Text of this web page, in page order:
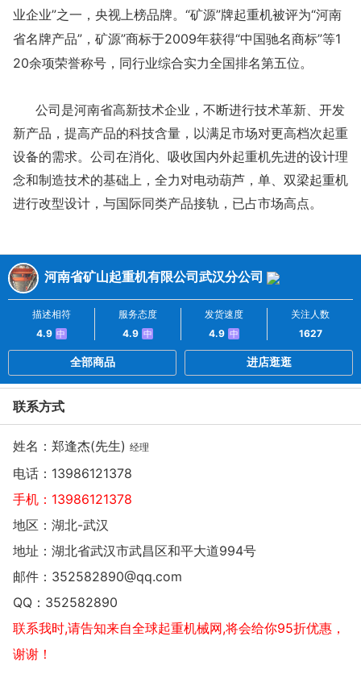
业企业”之一，央视上榜品牌。“矿源”牌起重机被评为“河南
省名牌产品”，矿源”商标于2009年获得“中国驰名商标”等1
20余项荣誉称号，同行业综合实力全国排名第五位。
公司是河南省高新技术企业，不断进行技术革新、开发
新产品，提高产品的科技含量，以满足市场对更高档次起重
设备的需求。公司在消化、吸收国内外起重机先进的设计理
念和制造技术的基础上，全力对电动葫芦，单、双梁起重机
进行改型设计，与国际同类产品接轨，已占市场高点。
河南省矿山起重机有限公司武汉分公司
描述相符
4.9 中
服务态度
4.9 中
发货速度
4.9 中
关注人数
1627
全部商品 进店逛逛
联系方式
姓名：郑逢杰(先生) 经理
电话： 13986121378
手机： 13986121378
地区：湖北-武汉
地址： 湖北省武汉市武昌区和平大道994号
邮件： 352582890@qq.com
QQ： 352582890
联系我时,请告知来自全球起重机械网,将会给你95折优惠，
谢谢！